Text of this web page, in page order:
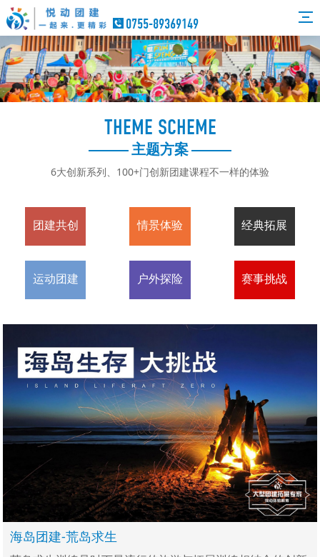
0755-89369149
THEME SCHEME
主题方案
6大创新系列、100+门创新团建课程不一样的体验
团建共创 情景体验 经典拓展
运动团建 户外探险 赛事挑战
海岛团建-荒岛求生